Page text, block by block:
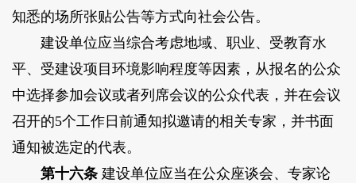
知悉的场所张贴公告等方式向社会公告。
建设单位应当综合考虑地域、职业、受教育水
平、受建设项目环境影响程度等因素，从报名的公众
中选择参加会议或者列席会议的公众代表，并在会议
召开的5个工作日前通知拟邀请的相关专家，并书面
通知被选定的代表。
第十六条建设单位应当在公众座谈会、专家论